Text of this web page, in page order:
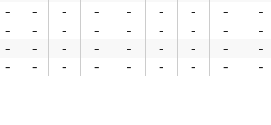
– – – – – – – – –
– – – – – – – –
–
– – – – – – – –
–
– – – – – – – – –